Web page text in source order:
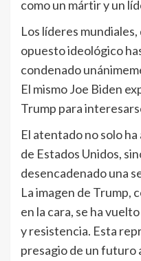
como un mártir y un
Los líderes
opuesto ideológico
condenado
El mismo Joe Biden
Trump para
El atentado no solo
de Estados Unidos,
desencadenado una
La imagen de Trump,
en la cara, se ha
y resistencia. Esta
presagio de un futuro